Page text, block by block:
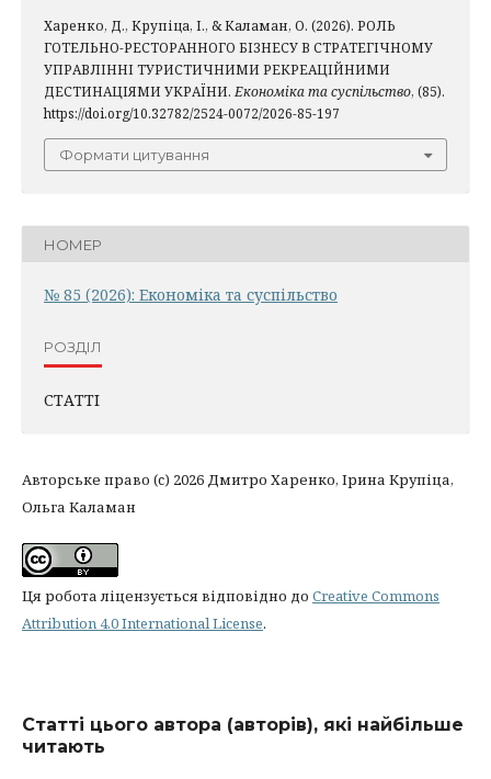
Харенко, Д., Крупіца, І., & Каламан, О. (2026). РОЛЬ
ГОТЕЛЬНО-РЕСТОРАННОГО БІЗНЕСУ В СТРАТЕГІЧНОМУ
УПРАВЛІННІ ТУРИСТИЧНИМИ РЕКРЕАЦІЙНИМИ
ДЕСТИНАЦІЯМИ УКРАЇНИ. Економіка та суспільство, (85).
https://doi.org/10.32782/2524-0072/2026-85-197
Формати цитування
НОМЕР
№ 85 (2026): Економіка та суспільство
РОЗДІЛ
СТАТТІ
Авторське право (c) 2026 Дмитро Харенко, Ірина Крупіца,
Ольга Каламан
Ця робота ліцензується відповідно до Creative Commons
Attribution 4.0 International License.
Статті цього автора (авторів), які найбільше
читають